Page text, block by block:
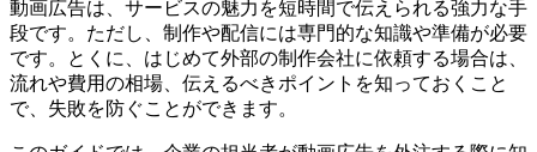
動画広告は、サービスの魅力を短時間で伝えられる強力な手
段です。ただし、制作や配信には専門的な知識や準備が必要
です。とくに、はじめて外部の制作会社に依頼する場合は、
流れや費用の相場、伝えるべきポイントを知っておくこと
で、失敗を防ぐことができます。